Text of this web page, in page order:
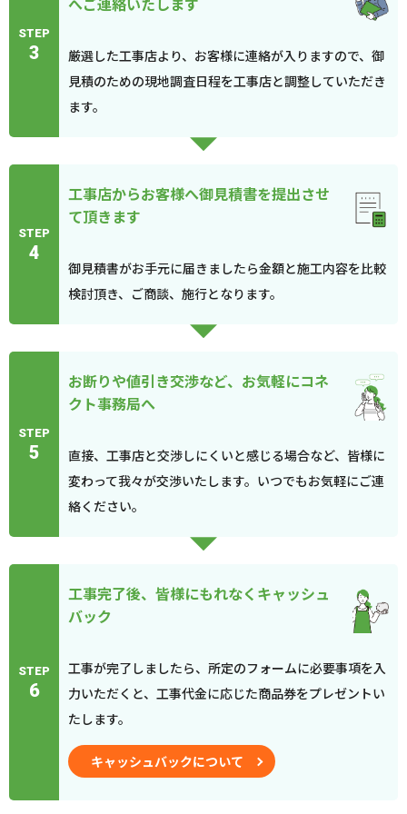
STEP
3
厳選した工事店より、お客様に連絡が入りますので、御
見積のための現地調査日程を工事店と調整していただき
ます。
STEP
4
工事店からお客様へ御見積書を提出させ
て頂きます
御見積書がお手元に届きましたら金額と施工内容を比較
検討頂き、ご商談、施行となります。
STEP
5
お断りや値引き交渉など、お気軽にコネ
クト事務局へ
直接、工事店と交渉しにくいと感じる場合など、皆様に
変わって我々が交渉いたします。いつでもお気軽にご連
絡ください。
STEP
6
工事完了後、皆様にもれなくキャッシュ
バック
工事が完了しましたら、所定のフォームに必要事項を入
力いただくと、工事代金に応じた商品券をプレゼントい
たします。
キャッシュバックについて